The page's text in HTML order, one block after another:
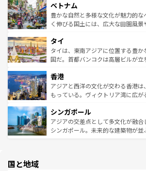
参照してほしい。
容にもいいと評判のスイーツなど、
が味わえる。 なお、新着の台湾情
照してほしい。
き、地方に足を延ばせば四季折々の
できる。そして、キムチや焼肉、
まで、さまざまな韓国料理が待って
リティに包まれながら、韓国の多彩
わってみてほしい。 なお、
覧を参照してほしい。
ベトナム
豊かな自然と多様な文化が魅力的
く伸びる国土には、広大な田園風景
急速な発展と共に伝統が息づく。ハ
ーチミン市のフランス統治時代の建
醸し出している。また、バラエティ
とつ。フォーやバインミー、ベトナ
ひ現地で味わいたい。どの地域を
が旅行者を迎えてくれるので、きっ
参照してほしい。
タイ
タイは、東南アジアに位置する豊か
国だ。首都バンコクは高層ビルが立
の活気が交差している。北部ではチ
帯で自然と触れ合い、南部ではプ
いビーチでリゾート気分を楽しむこ
激する。気候は一年中温暖で、どの
が待っている。親しみやすいタイ
た文化、そして多様な観光資源が、
香港
アジアと西洋の文化が交わる香港
もっている。ヴィクトリア湾に広が
み、どこを訪れても感動するはず。
ており、効率よく見どころを回れ
うな絶景から文化的な体験まで、香
シンガポール
アジアの交差点として多文化が融
シンガポール。未来的な建築物が並
国と地域